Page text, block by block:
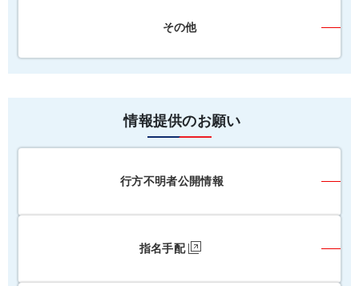
その他
情報提供のお願い
行方不明者公開情報
指名手配